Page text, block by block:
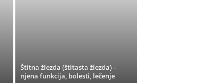
Štitna žlezda (štitasta žlezda) –
njena funkcija, bolesti, lečenje